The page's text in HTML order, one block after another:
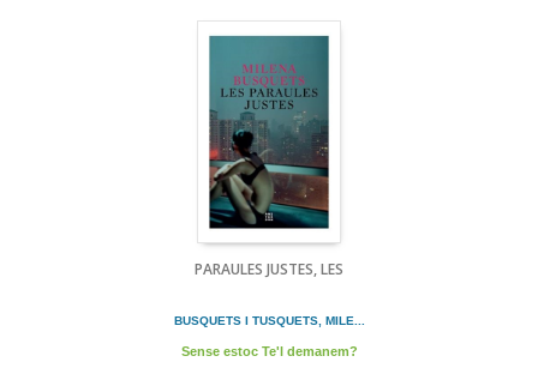
PARAULES JUSTES, LES
BUSQUETS I TUSQUETS, MILE...
Sense estoc Te'l demanem?